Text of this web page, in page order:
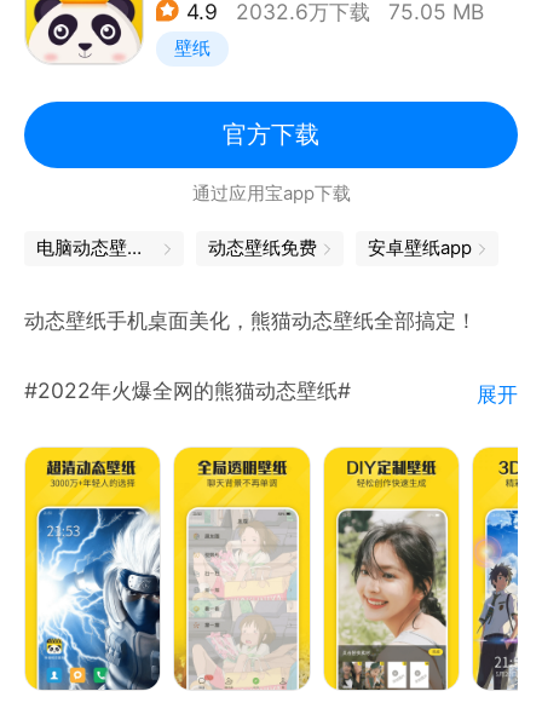
4.9 2032.6万下载 75.05 MB
壁纸
官方下载
通过应用宝app下载
电脑动态壁纸软件 动态壁纸免费 安卓壁纸app
动态壁纸手机桌面美化，熊猫动态壁纸全部搞定！
#2022年火爆全网的熊猫动态壁纸#
========功能介绍========
【动态壁纸】
全部 #免费高清# 下载！
熊猫精选4k超高清的视频壁纸，涵盖动漫、风景、炫
酷视觉、跑马灯边缘闪光、姓氏壁纸等多个类型！
展开